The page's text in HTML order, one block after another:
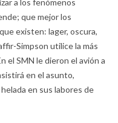
que mejor los
existen: lager, oscura,
Simpson utilice la más
el SMN le dieron el avión a
en el asunto,
en sus labores de